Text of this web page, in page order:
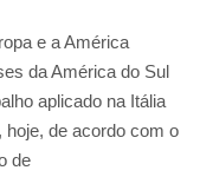
e a América
da América do Sul
aplicado na Itália
hoje, de acordo com o
de